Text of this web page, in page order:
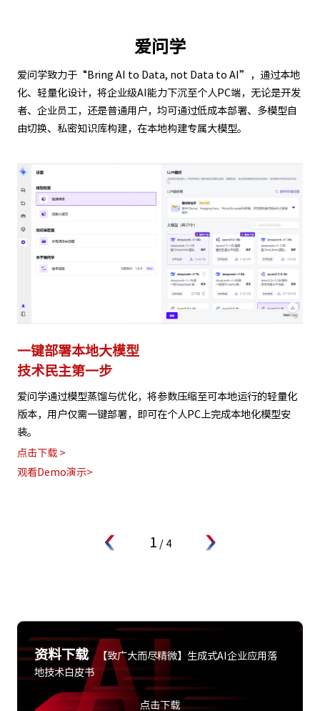
爱问学
爱问学致力于“Bring AI to Data, not Data to AI”，通过本地
化、轻量化设计，将企业级AI能力下沉至个人PC端，无论是开发
者、企业员工，还是普通用户，均可通过低成本部署、多模型自
由切换、私密知识库构建，在本地构建专属大模型。
一键部署本地大模型
技术民主第一步
爱问学通过模型蒸馏与优化，将参数压缩至可本地运行的轻量化
版本，用户仅需一键部署，即可在个人PC上完成本地化模型安
装。
点击下载 >
观看Demo演示>
1 / 4
资料下载
【致广大而尽精微】生成式AI企业应用落
地技术白皮书
点击下载